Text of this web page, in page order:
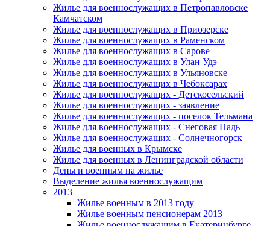
Жилье для военнослужащих в Петропавловске
Камчатском
Жилье для военнослужащих в Приозерске
Жилье для военнослужащих в Раменском
Жилье для военнослужащих в Сарове
Жилье для военнослужащих в Улан Удэ
Жилье для военнослужащих в Ульяновске
Жилье для военнослужащих в Чебоксарах
Жилье для военнослужащих - Детскосельский
Жилье для военнослужащих - заявление
Жилье для военнослужащих - поселок Тельмана
Жилье для военнослужащих - Снеговая Падь
Жилье для военнослужащих - Солнечногорск
Жилье для военных в Крымске
Жилье для военных в Ленинградской области
Деньги военным на жилье
Выделение жилья военнослужащим
2013
Жилье военным в 2013 году
Жилье военным пенсионерам 2013